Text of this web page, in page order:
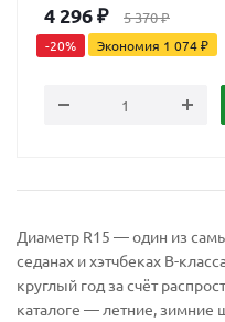
4 296₽ 5 370₽
-20% Экономия 1 074₽
Диаметр R15 — один из
седанах и хэтчбеках B-
круглый год за счёт
каталоге — летние,